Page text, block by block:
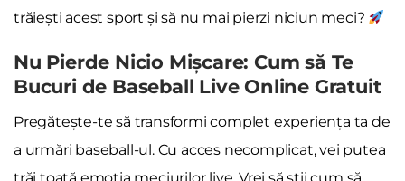
trăiești acest sport și să nu mai pierzi niciun meci?
Nu Pierde Nicio Mișcare: Cum să Te
Bucuri de Baseball Live Online Gratuit
Pregătește-te să transformi complet experiența ta de
a urmări baseball-ul. Cu acces necomplicat, vei putea